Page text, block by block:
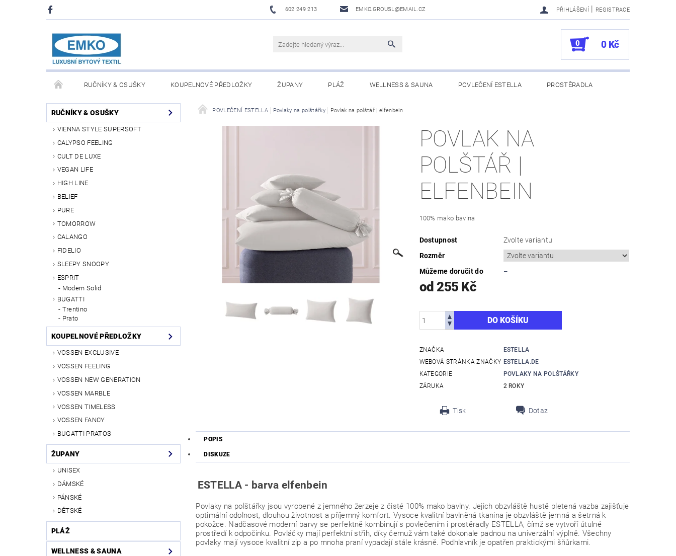
602 249 213 EMKO.GROUSL@EMAIL.CZ PŘIHLÁŠENÍ | REGISTRACE
0 0 Kč
RUČNÍKY & OSUŠKY KOUPELNOVÉ PŘEDLOŽKY ŽUPANY PLÁŽ WELLNESS & SAUNA POVLEČENÍ ESTELLA PROSTĚRADLA
PŘIKRÝVKY & POLŠTÁŘE DEKY A PLÉDY UBRUSY A UTĚRKY EKELUND DĚTI DÁRKOVÉ SADY A POUKAZY
RUČNÍKY & OSUŠKY
VIENNA STYLE SUPERSOFT
CALYPSO FEELING
CULT DE LUXE
VEGAN LIFE
HIGH LINE
BELIEF
PURE
TOMORROW
CALANGO
FIDELIO
SLEEPY SNOOPY
ESPRIT
Modern Solid
BUGATTI
Trentino
Prato
KOUPELNOVÉ PŘEDLOŽKY
VOSSEN EXCLUSIVE
VOSSEN FEELING
VOSSEN NEW GENERATION
VOSSEN MARBLE
VOSSEN TIMELESS
VOSSEN FANCY
BUGATTI PRATOS
ŽUPANY
UNISEX
DÁMSKÉ
PÁNSKÉ
DĚTSKÉ
PLÁŽ
WELLNESS & SAUNA
POVLEČENÍ ESTELLA Povlaky na polštářky Povlak na polštář | elfenbein
POVLAK NA
POLŠTÁŘ |
ELFENBEIN
100% mako bavlna
Dostupnost
Zvolte variantu
Rozměr
Můžeme doručit do
–
od 255 Kč
ZNAČKA
ESTELLA
WEBOVÁ STRÁNKA ZNAČKY ESTELLA.DE
KATEGORIE
POVLAKY NA POLŠTÁŘKY
ZÁRUKA
2 ROKY
Tisk Dotaz
POPIS
DISKUZE
ESTELLA - barva elfenbein
Povlaky na polštářky jsou vyrobené z jemného žerzeje z čisté 100% mako bavlny. Jejich obzvláště hustě pletená vazba zajišťuje
optimální odolnost, dlouhou životnost a příjemný komfort. Vysoce kvalitní bavlněná tkanina je obzvláště jemná a šetrná k
pokožce. Nadčasové moderní barvy se perfektně kombinují s povlečením i prostěradly ESTELLA, čímž se vytvoří útulné
prostředí k odpočinku. Povláčky mají perfektní střih, díky čemuž vám také dokonale padnou na univerzální výplně. Všechny
povlaky mají vysoce kvalitní zip a po mnoha praní vypadají stále krásně. Podhlavník je opatřen praktickými šňůrkami.